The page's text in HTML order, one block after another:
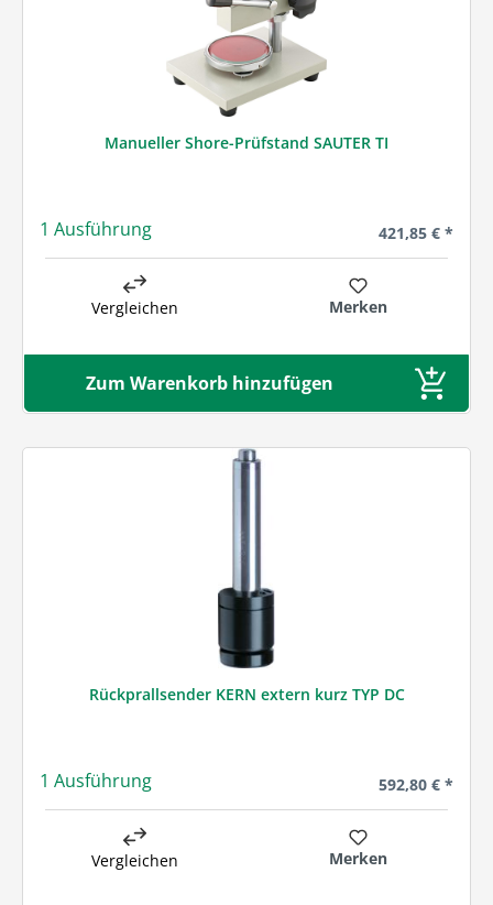
Manueller Shore-Prüfstand SAUTER TI
1 Ausführung Regulärer
421,85 € *
Vergleichen Merken
Zum Warenkorb hinzufügen
Rückprallsender KERN extern kurz TYP DC
1 Ausführung Regulärer
592,80 € *
Vergleichen Merken